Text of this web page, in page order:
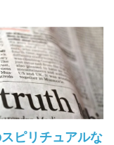
ピリチュアルな